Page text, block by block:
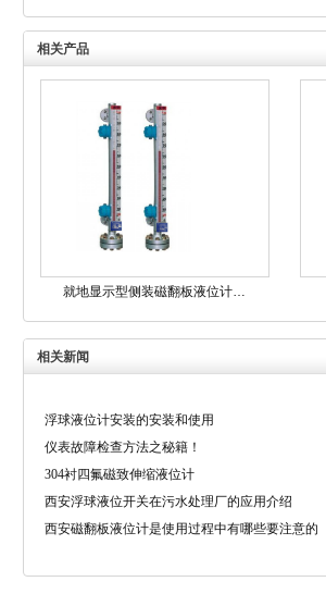
相关产品
就地显示型侧装磁翻板液位计…
相关新闻
浮球液位计安装的安装和使用
仪表故障检查方法之秘籍！
304衬四氟磁致伸缩液位计
西安浮球液位开关在污水处理厂的应用介绍
西安磁翻板液位计是使用过程中有哪些要注意的